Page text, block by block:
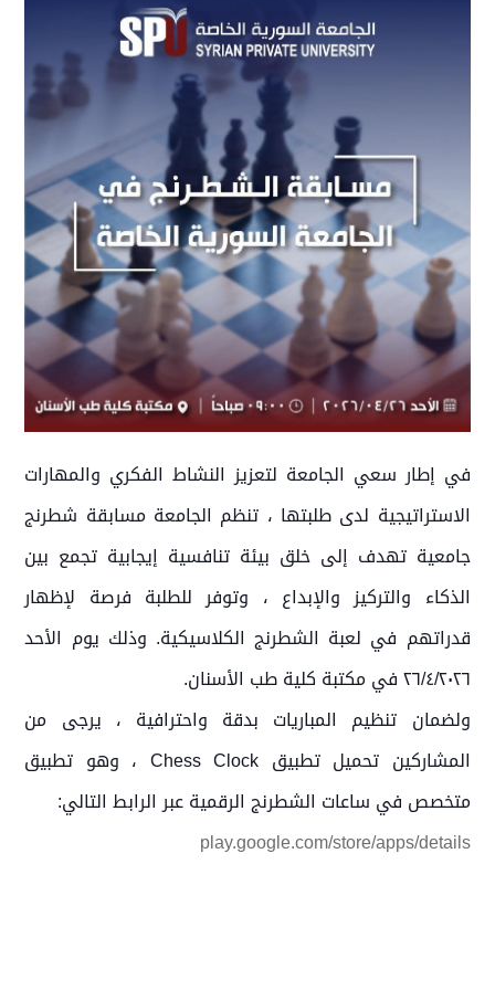
في إطار سعي الجامعة لتعزيز النشاط الفكري والمهارات
الاستراتيجية لدى طلبتها ، تنظم الجامعة مسابقة شطرنج
جامعية تهدف إلى خلق بيئة تنافسية إيجابية تجمع بين
الذكاء والتركيز والإبداع ، وتوفر للطلبة فرصة لإظهار
قدراتهم في لعبة الشطرنج الكلاسيكية. وذلك يوم الأحد
٢٦/٤/٢٠٢٦ في مكتبة كلية طب الأسنان.
ولضمان تنظيم المباريات بدقة واحترافية ، يرجى من
المشاركين تحميل تطبيق Chess Clock ، وهو تطبيق
متخصص في ساعات الشطرنج الرقمية عبر الرابط التالي:
play.google.com/store/apps/details